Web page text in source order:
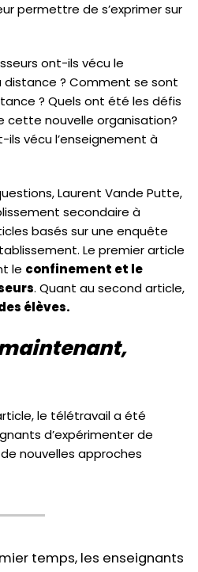
permettre de s’exprimer sur
ont-ils vécu le
distance ? Comment se sont
? Quels ont été les défis
cette nouvelle organisation?
vécu l’enseignement à
Laurent Vande Putte,
secondaire à
basés sur une enquête
Le premier article
le confinement et le
. Quant au second article,
élèves.
le télétravail a été
d’expérimenter de
nouvelles approches
temps, les enseignants